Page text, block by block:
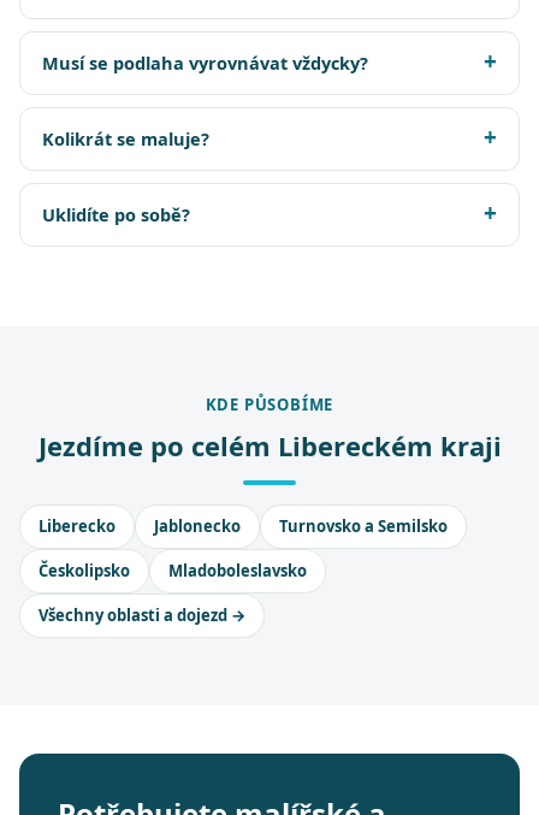
Musí se podlaha vyrovnávat vždycky?
Kolikrát se maluje?
Uklidíte po sobě?
KDE PŮSOBÍME
Jezdíme po celém Libereckém kraji
Liberecko Jablonecko Turnovsko a Semilsko
Českolipsko Mladoboleslavsko
Všechny oblasti a dojezd →